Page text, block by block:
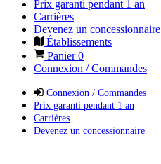
Prix garanti pendant 1 an
Carrières
Devenez un concessionnaire
Établissements
Panier0
Connexion / Commandes
Connexion / Commandes
Prix garanti pendant 1 an
Carrières
Devenez un concessionnaire